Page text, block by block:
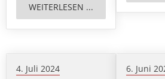
WEITERLESEN ...
4. Juli 2024 6. Juni